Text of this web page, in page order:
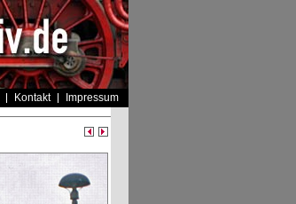
Kontakt Impressum